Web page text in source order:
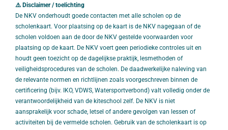
⚠️ Disclaimer / toelichting
De NKV onderhoudt goede contacten met alle scholen op de
scholenkaart. Voor plaatsing op de kaart is de NKV nagegaan of de
scholen voldoen aan de door de NKV gestelde voorwaarden voor
plaatsing op de kaart. De NKV voert geen periodieke controles uit en
houdt geen toezicht op de dagelijkse praktijk, lesmethoden of
veiligheidsprocedures van de scholen. De daadwerkelijke naleving van
de relevante normen en richtlijnen zoals voorgeschreven binnen de
certificering (bijv. IKO, VDWS, Watersportverbond) valt volledig onder de
verantwoordelijkheid van de kiteschool zelf. De NKV is niet
aansprakelijk voor schade, letsel of andere gevolgen van lessen of
activiteiten bij de vermelde scholen. Gebruik van de scholenkaart is op